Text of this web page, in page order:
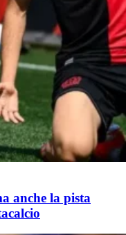
anche la pista